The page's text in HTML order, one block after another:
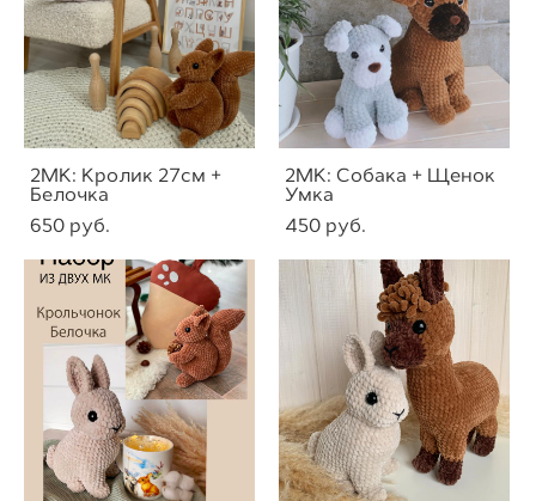
2МК: Кролик 27см +
Белочка
650 pуб.
2МК: Собака + Щенок
Умка
450 pуб.